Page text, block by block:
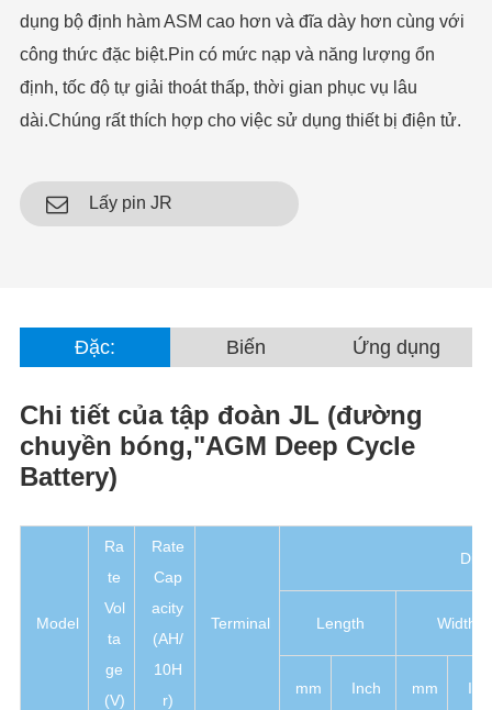
dụng bộ định hàm ASM cao hơn và đĩa dày hơn cùng với
công thức đặc biệt.Pin có mức nạp và năng lượng ổn
định, tốc độ tự giải thoát thấp, thời gian phục vụ lâu
dài.Chúng rất thích hợp cho việc sử dụng thiết bị điện tử.
Lấy pin JR
Đặc: Biến Ứng dụng
Chi tiếtcủa tập đoàn JL (đường
chuyền bóng,"AGM Deep Cycle
Battery)
Model
Ra
te
Vol
ta
ge
(V)
Rate
Cap
acity
(AH/
10H
r)
Terminal Length Width
mm Inch mm